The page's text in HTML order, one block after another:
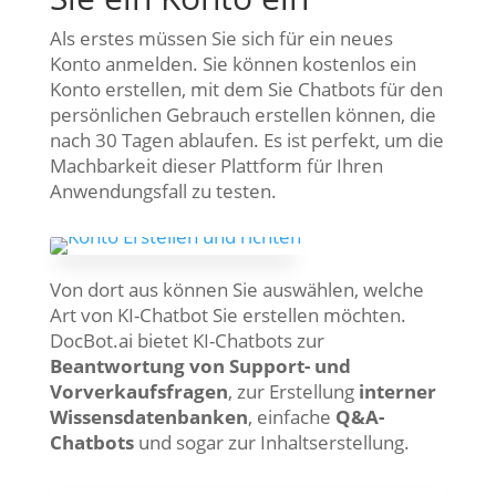
Als erstes müssen Sie sich für ein neues
Konto anmelden. Sie können kostenlos ein
Konto erstellen, mit dem Sie Chatbots für den
persönlichen Gebrauch erstellen können, die
nach 30 Tagen ablaufen. Es ist perfekt, um die
Machbarkeit dieser Plattform für Ihren
Anwendungsfall zu testen.
Von dort aus können Sie auswählen, welche
Art von KI-Chatbot Sie erstellen möchten.
DocBot.ai bietet KI-Chatbots zur
Beantwortung von Support- und
Vorverkaufsfragen, zur Erstellung interner
Wissensdatenbanken, einfache Q&A-
Chatbotsund sogar zur Inhaltserstellung.